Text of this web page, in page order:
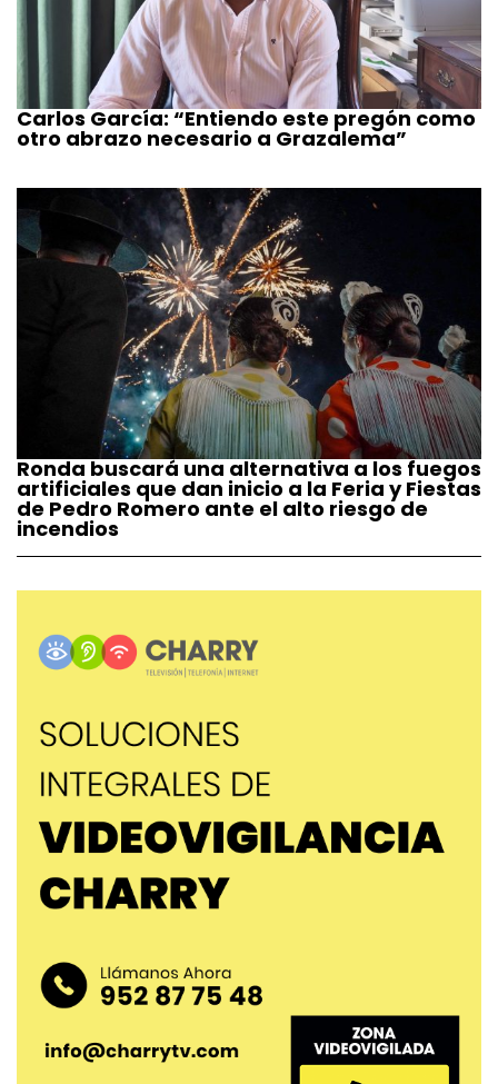
Carlos García: “Entiendo este pregón como
otro abrazo necesario a Grazalema”
Ronda buscará una alternativa a los fuegos
artificiales que dan inicio a la Feria y Fiestas
de Pedro Romero ante el alto riesgo de
incendios